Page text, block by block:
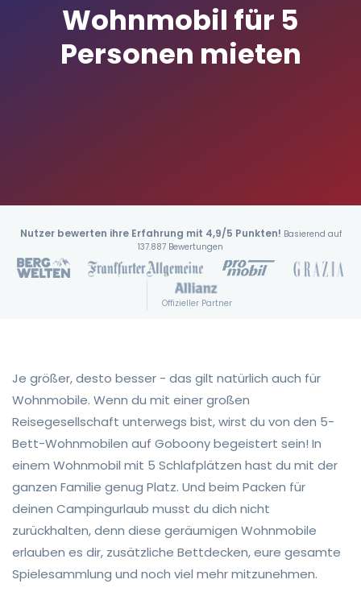
Wohnmobil für 5
Personen mieten
Nutzer bewerten ihre Erfahrung mit 4,9/5 Punkten! Basierend auf
137.887 Bewertungen
Offizieller Partner
Je größer, desto besser - das gilt natürlich auch für
Wohnmobile. Wenn du mit einer großen
Reisegesellschaft unterwegs bist, wirst du von den 5-
Bett-Wohnmobilen auf Goboony begeistert sein! In
einem Wohnmobil mit 5 Schlafplätzen hast du mit der
ganzen Familie genug Platz. Und beim Packen für
deinen Campingurlaub musst du dich nicht
zurückhalten, denn diese geräumigen Wohnmobile
erlauben es dir, zusätzliche Bettdecken, eure gesamte
Spielesammlung und noch viel mehr mitzunehmen.